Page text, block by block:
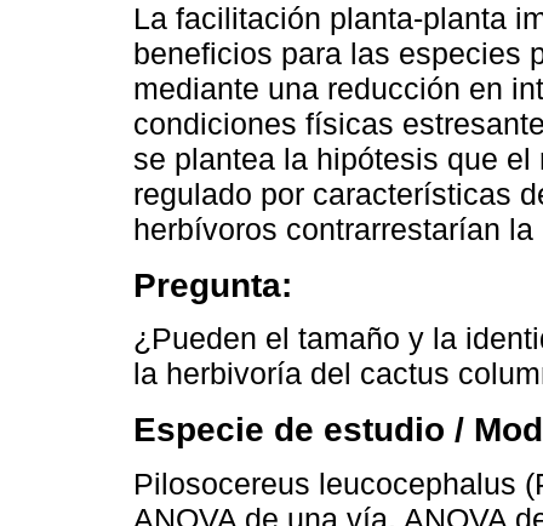
La facilitación planta-planta
beneficios para las especies
mediante una reducción en
condiciones físicas
se plantea la hipótesis que
regulado por características
herbívoros contrarrestarían
Pregunta:
¿Pueden el tamaño y la
la herbivoría del cactus
Especie de estudio /
Pilosocereus leucocephalus
ANOVA de una vía, ANOVA